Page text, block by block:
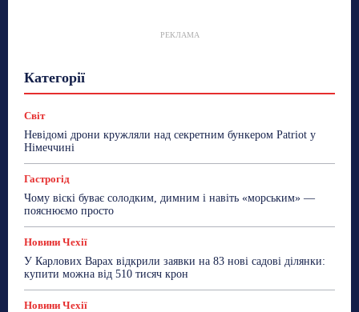
РЕКЛАМА
Категорії
Лайфстайл
Мандри Мова
Новини України
Сад та город Світ
ТехноМанія
Топ-новини Фоторепортаж
Світ
Невідомі дрони кружляли над секретним бункером Patriot у
Німеччині
Гастрогід
Чому віскі буває солодким, димним і навіть «морським» —
пояснюємо просто
Новини Чехії
У Карлових Варах відкрили заявки на 83 нові садові ділянки:
купити можна від 510 тисяч крон
Новини Чехії